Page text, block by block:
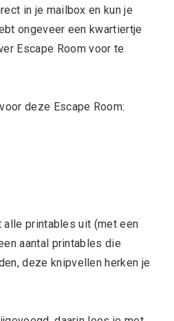
in je mailbox en kun je
ongeveer een kwartiertje
Escape Room voor te
deze Escape Room:
printables uit (met een
aantal printables die
deze knipvellen herken je